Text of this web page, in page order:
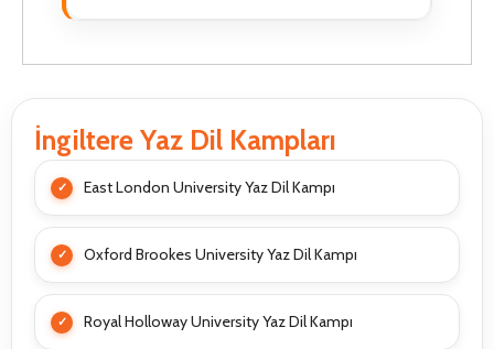
İngiltere Yaz Dil Kampları
East London University Yaz Dil Kampı
Oxford Brookes University Yaz Dil Kampı
Royal Holloway University Yaz Dil Kampı